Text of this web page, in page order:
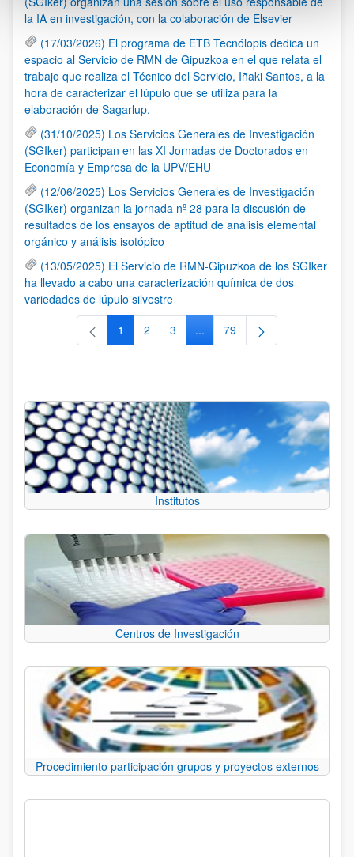
la IA en investigación, con la colaboración de Elsevier
(17/03/2026) El programa de ETB Tecnólopis dedica un
espacio al Servicio de RMN de Gipuzkoa en el que relata el
trabajo que realiza el Técnico del Servicio, Iñaki Santos, a la
hora de caracterizar el lúpulo que se utiliza para la
elaboración de Sagarlup.
(31/10/2025) Los Servicios Generales de Investigación
(SGIker) participan en las XI Jornadas de Doctorados en
Economía y Empresa de la UPV/EHU
(12/06/2025) Los Servicios Generales de Investigación
(SGIker) organizan la jornada nº 28 para la discusión de
resultados de los ensayos de aptitud de análisis elemental
orgánico y análisis isotópico
(13/05/2025) El Servicio de RMN-Gipuzkoa de los SGIker
ha llevado a cabo una caracterización química de dos
variedades de lúpulo silvestre
Página
1 Página
2 Página
3 ...Páginas intermedias Use TAB
Página
79
Institutos
Centros de Investigación
Procedimiento participación grupos y proyectos externos